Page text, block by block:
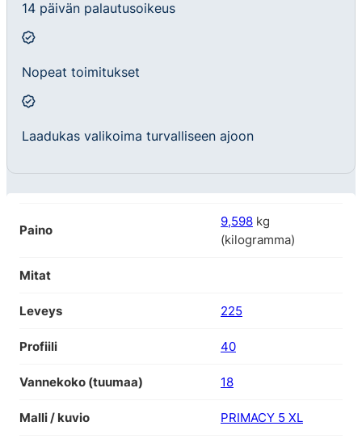
14 päivän palautusoikeus
Nopeat toimitukset
Laadukas valikoima turvalliseen ajoon
Paino
9,598 kg
(kilogramma)
Mitat
Leveys 225
Profiili 40
Vannekoko (tuumaa) 18
Malli / kuvio PRIMACY 5 XL